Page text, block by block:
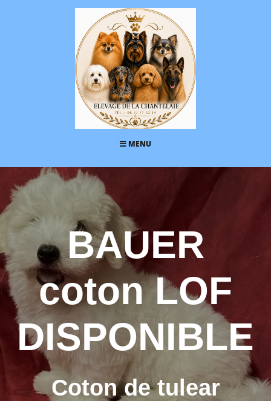
MENU
BAUER
coton LOF
DISPONIBLE
Coton de tulear